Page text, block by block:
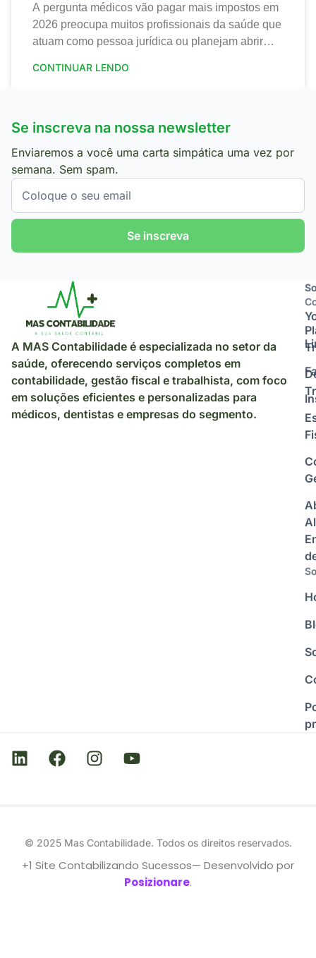
A pergunta médicos vão pagar mais impostos em
2026 preocupa muitos profissionais da saúde que
atuam como pessoa jurídica ou planejam abrir
mudanças
CONTINUAR LENDO
Se inscreva na nossa newsletter
Enviaremos a você uma carta simpática uma vez por
semana. Sem spam.
Se inscreva
A MAS Contabilidade é especializada no setor da
saúde, oferecendo serviços completos em
contabilidade, gestão fiscal e trabalhista, com foco
em soluções eficientes e personalizadas para
médicos, dentistas e empresas do segmento.
© 2025 Mas Contabilidade. Todos os direitos reservados.
+1 Site Contabilizando Sucessos— Desenvolvido por
Posizionare.